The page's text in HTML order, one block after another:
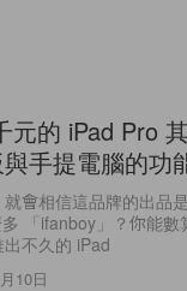
元的 iPad Pro
手提電腦的功
會相信這品牌的出品
「ifanboy」？你能數
不久的 iPad
10日